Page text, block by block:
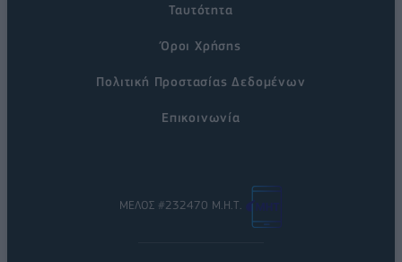
Ταυτότητα
Όροι Χρήσης
Πολιτική Προστασίας Δεδομένων
Επικοινωνία
ΜΕΛΟΣ #232470 Μ.Η.Τ.